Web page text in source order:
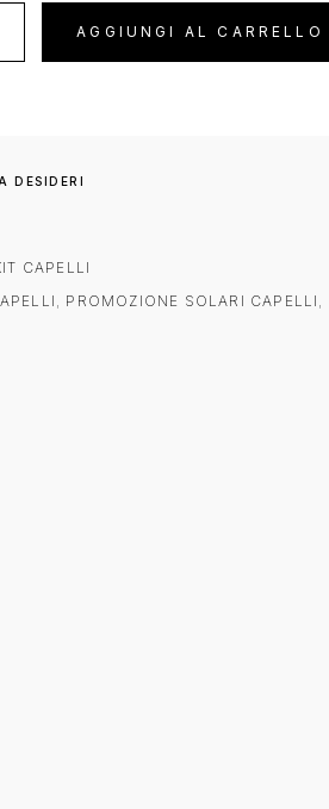
AGGIUNGI AL CARRELLO
DESIDERI
CAPELLI
, PROMOZIONE SOLARI CAPELLI ,